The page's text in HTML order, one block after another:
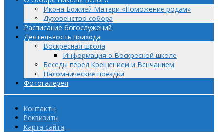
Икона Божией Матери «Поможение родам»
Духовенство собора
Расписание богослужений
Деятельность прихода
Воскресная школа
Информация о Воскресной школе
Беседы перед Крещением и Венчанием
Паломнические поездки
Фотогалерея
Контакты
Реквизиты
Карта сайта